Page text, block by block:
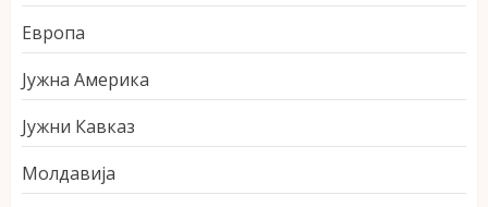
Европа
Јужна Америка
Јужни Кавказ
Молдавија